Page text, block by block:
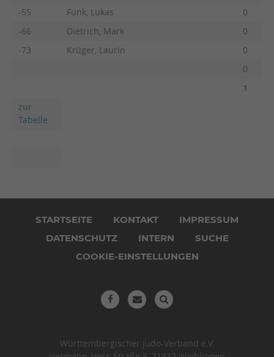
-55
Funk, Lukas
0
-66
Dietrich, Mark
0
-73
Krüger, Laurin
0
0
1
zur
Tabelle
überspringen
STARTSEITE KONTAKT
IMPRESSUM
DATENSCHUTZ
INTERN
SUCHE
COOKIE-EINSTELLUNGEN
Württembergischer Judo-Verband e.V.